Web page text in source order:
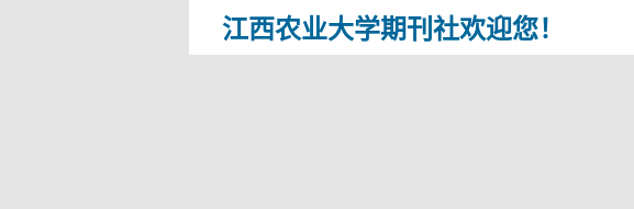
江西农业大学期刊社欢迎您！